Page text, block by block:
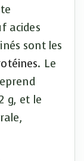
acides
sont les
. Le
g, et le